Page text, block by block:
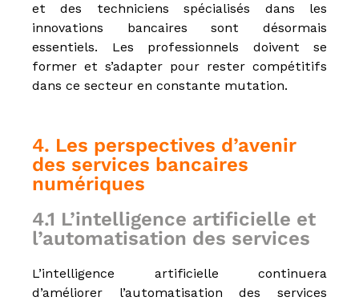
et des techniciens spécialisés dans les
innovations bancaires sont désormais
essentiels. Les professionnels doivent se
former et s’adapter pour rester compétitifs
dans ce secteur en constante mutation.
4. Les perspectives d’avenir
des services bancaires
numériques
4.1 L’intelligence artificielle et
l’automatisation des services
L’intelligence artificielle continuera
d’améliorer l’automatisation des services